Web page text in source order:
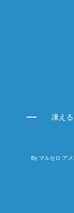
凍える
By マルセロ ア